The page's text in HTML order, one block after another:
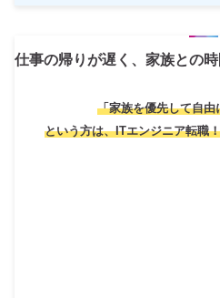
仕事の帰りが遅く、家族との
「家族を優先して自
という方は、ITエンジニア転職！